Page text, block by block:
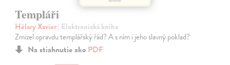
Templáři
Hélary Xavier| Elektronická kniha
Zmizel opravdu templářský řád? A s ním i jeho slavný poklad?
Na stiahnutie ako PDF